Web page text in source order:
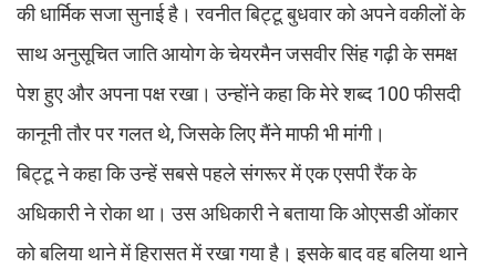
की धार्मिक सजा सुनाई है। रवनीत बिट्टू बुधवार को अपने वकीलों के
साथ अनुसूचित जाति आयोग के चेयरमैन जसवीर सिंह गढ़ी के समक्ष
पेश हुए और अपना पक्ष रखा। उन्होंने कहा कि मेरे शब्द 100 फीसदी
कानूनी तौर पर गलत थे, जिसके लिए मैंने माफी भी मांगी।
बिट्टू ने कहा कि उन्हें सबसे पहले संगरूर में एक एसपी रैंक के
अधिकारी ने रोका था। उस अधिकारी ने बताया कि ओएसडी ओंकार
को बलिया थाने में हिरासत में रखा गया है। इसके बाद वह बलिया थाने